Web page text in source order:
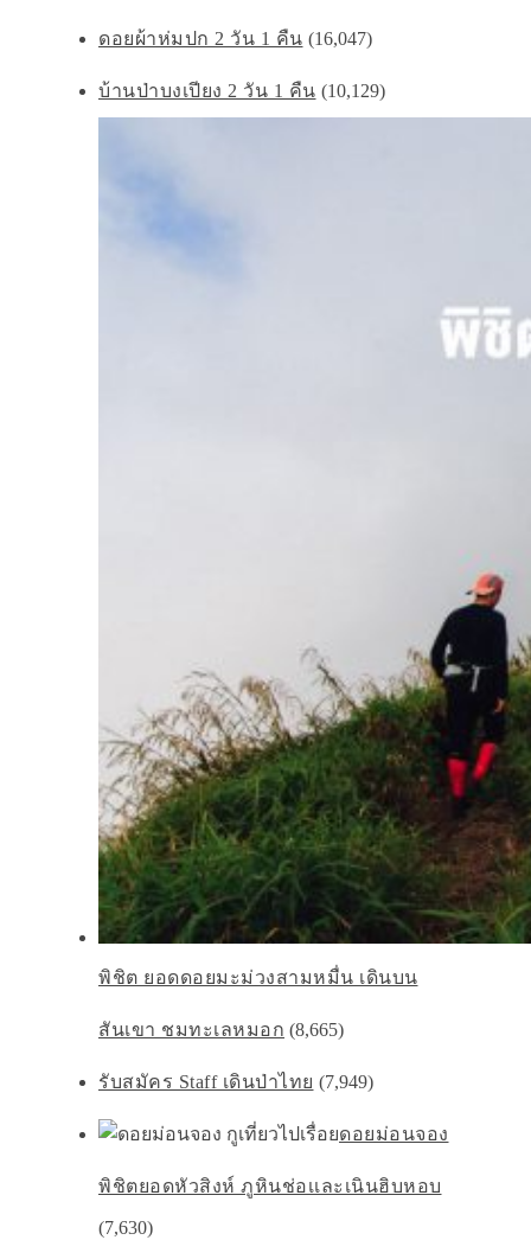
ดอยผ้าห่มปก 2 วัน 1 คืน (16,047)
บ้านป่าบงเปียง 2 วัน 1 คืน (10,129)
พิชิต ยอดดอยมะม่วงสามหมื่น เดินบน
สันเขา ชมทะเลหมอก (8,665)
รับสมัคร Staff เดินป่าไทย (7,949)
ดอยม่อนจอง
พิชิตยอดหัวสิงห์ ภูหินช่อเเละเนินฮิบหอบ
(7,630)